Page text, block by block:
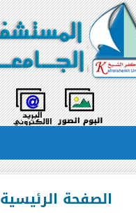
الصفحة الرئيسية